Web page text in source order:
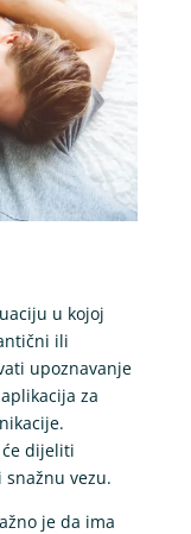
u kojoj
ili
upoznavanje
za
dijeliti
vezu.
je da ima